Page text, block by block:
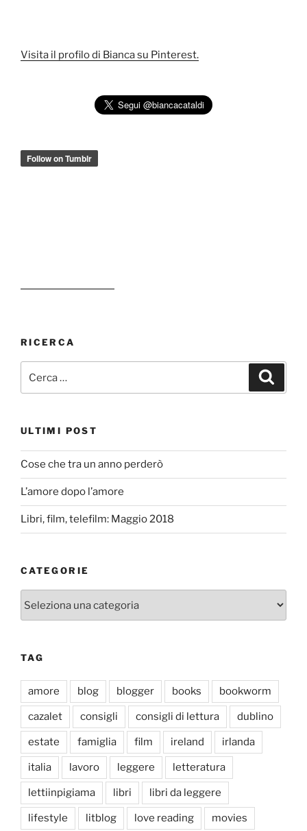
Visita il profilo di Bianca su Pinterest.
RICERCA
ULTIMI POST
Cose che tra un anno perderò
L’amore dopo l’amore
Libri, film, telefilm: Maggio 2018
CATEGORIE
TAG
amore blog blogger books bookworm
cazalet consigli consigli di lettura dublino
estate famiglia film ireland irlanda
italia lavoro leggere letteratura
lettiinpigiama libri libri da leggere
lifestyle litblog love reading movies